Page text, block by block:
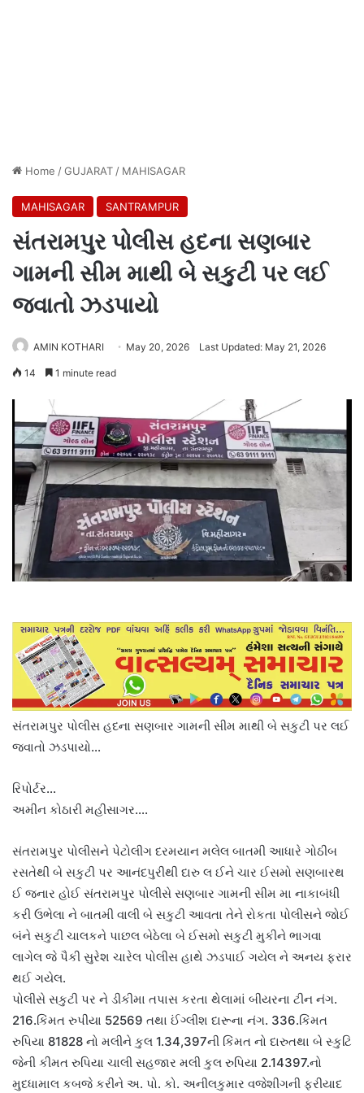
Home /GUJARAT / MAHISAGAR
MAHISAGAR SANTRAMPUR
સંતરામપુર પોલીસ હદના સણબાર
ગામની સીમ માથી બે સકુટી પર લઈ
જવાતો ઝડપાયો
AMIN KOTHARI May 20, 2026 Last Updated: May 21, 2026
14 1 minute read
સંતરામપુર પોલીસ હદના સણબાર ગામની સીમ માથી બે સકુટી પર લઈ
જવાતો ઝડપાયો…
રિપોર્ટર…
અમીન કોઠારી મહીસાગર….
સંતરામપુર પોલીસને પેટોલીગ દરમયાન મલેલ બાતમી આધારે ગોઠીબ
રસતેથી બે સકુટી પર આનંદપુરીથી દારુ લ ઈને ચાર ઈસમો સણબારથ
ઈ જનાર હોઈ સંતરામપુર પોલીસે સણબાર ગામની સીમ મા નાકાબંધી
કરી ઉભેલા ને બાતમી વાલી બે સકુટી આવતા તેને રોકતા પોલીસને જોઈ
બંને સકુટી ચાલકને પાછલ બેઠેલા બે ઈસમો સકુટી મુકીને ભાગવા
લાગેલ જે પૈકી સુરેશ ચારેલ પોલીસ હાથે ઝડપાઈ ગયેલ ને અનય ફરાર
થઈ ગયેલ.
પોલીસે સકુટી પર ને ડીકીમા તપાસ કરતા થેલામાં બીયરના ટીન નંગ.
216.કિંમત રુપીયા 52569 તથા ઈંગ્લીશ દારૂના નંગ. 336.કિંમત
રુપિયા 81828 નો મલીને કુલ 1.34,397ની કિંમત નો દારુતથા બે સ્કુટિ
જેની કીમત રુપિયા ચાલી સહજાર મલી કુલ રુપિયા 2.14397.નો
મુદધામાલ કબજે કરીને અ. પો. કો. અનીલકુમાર વજેશીગની ફરીયાદ